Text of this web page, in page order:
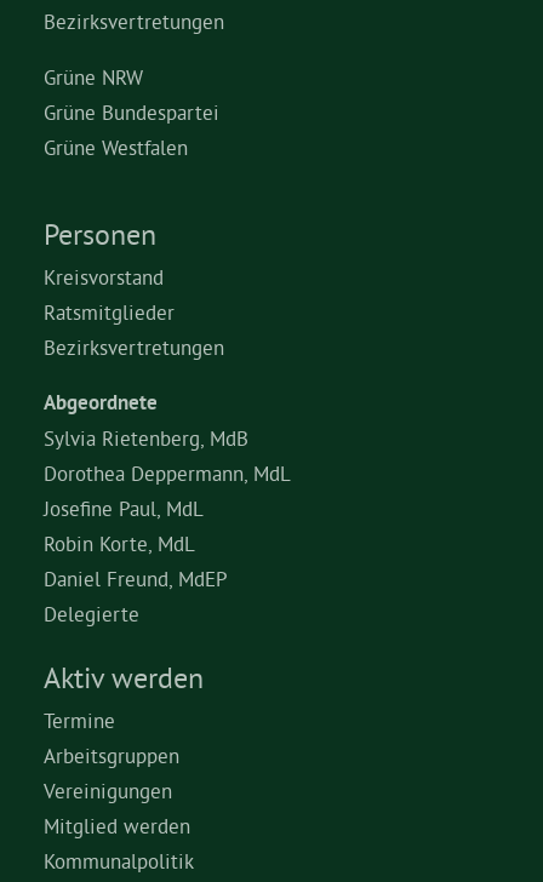
Bezirksvertretungen
Grüne NRW
Grüne Bundespartei
Grüne Westfalen
Personen
Kreisvorstand
Ratsmitglieder
Bezirksvertretungen
Abgeordnete
Sylvia Rietenberg, MdB
Dorothea Deppermann, MdL
Josefine Paul, MdL
Robin Korte, MdL
Daniel Freund, MdEP
Delegierte
Aktiv werden
Termine
Arbeitsgruppen
Vereinigungen
Mitglied werden
Kommunalpolitik